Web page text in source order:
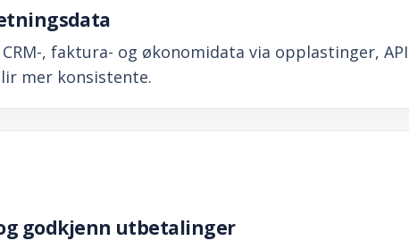
, faktura- og økonomidata via opplastinger,
mer konsistente.
godkjenn utbetalinger